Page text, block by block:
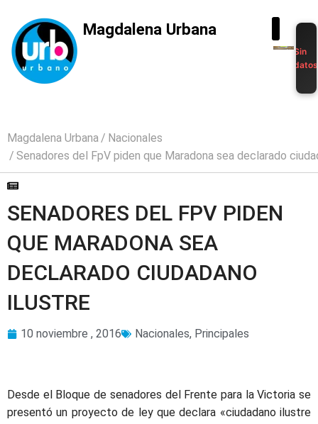
Magdalena Urbana
Sin
datos
Magdalena Urbana
Nacionales
Senadores del FpV piden que Maradona sea declarado
SENADORES DEL FPV PIDEN
QUE MARADONA SEA
DECLARADO CIUDADANO
ILUSTRE
10 noviembre , 2016 Nacionales, Principales
Desde el Bloque de senadores del Frente para la Victoria se
presentó un proyecto de ley que declara «ciudadano ilustre